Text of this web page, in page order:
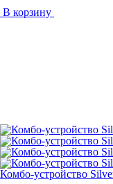
В корзину
Комбо-устройство